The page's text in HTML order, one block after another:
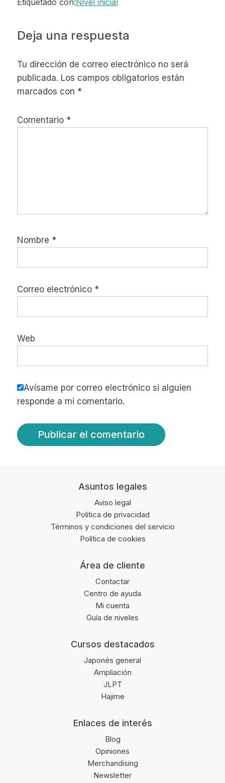
Etiquetado con:Nivel inicial
Interacciones
los
lectores
Deja una respuesta
Tu dirección de correo electrónico no será
publicada. Los campos obligatorios están
marcados con *
Comentario *
Nombre *
Correo electrónico *
Web
Avísame por correo electrónico si alguien
responde a mi comentario.
Asuntos legales
Aviso legal
Política de privacidad
Términos y condiciones del servicio
Política de cookies
Área de cliente
Contactar
Centro de ayuda
Mi cuenta
Guía de niveles
Cursos destacados
Japonés general
Ampliación
JLPT
Hajime
Enlaces de interés
Blog
Opiniones
Merchandising
Newsletter